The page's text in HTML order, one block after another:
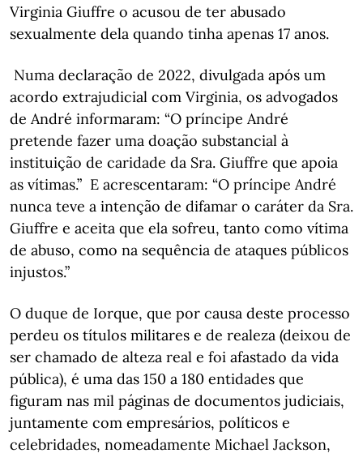
Virginia Giuffre o acusou de ter abusado
sexualmente dela quando tinha apenas 17 anos.
Numa declaração de 2022, divulgada após um
acordo extrajudicial com Virginia, os advogados
de André informaram: “O príncipe André
pretende fazer uma doação substancial à
instituição de caridade da Sra. Giuffre que apoia
as vítimas.” E acrescentaram: “O príncipe André
nunca teve a intenção de difamar o caráter da Sra.
Giuffre e aceita que ela sofreu, tanto como vítima
de abuso, como na sequência de ataques públicos
injustos.”
O duque de Iorque, que por causa deste processo
perdeu os títulos militares e de realeza (deixou de
ser chamado de alteza real e foi afastado da vida
pública), é uma das 150 a 180 entidades que
figuram nas mil páginas de documentos judiciais,
juntamente com empresários, políticos e
celebridades, nomeadamente Michael Jackson,